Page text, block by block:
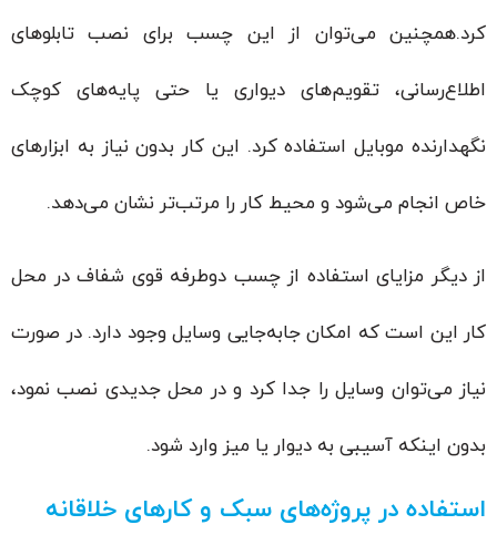
کرد.همچنین می‌توان از این چسب برای نصب تابلوهای
اطلاع‌رسانی، تقویم‌های دیواری یا حتی پایه‌های کوچک
نگهدارنده موبایل استفاده کرد. این کار بدون نیاز به ابزارهای
خاص انجام می‌شود و محیط کار را مرتب‌تر نشان می‌دهد.
از دیگر مزایای استفاده از چسب دوطرفه قوی شفاف در محل
کار این است که امکان جابه‌جایی وسایل وجود دارد. در صورت
نیاز می‌توان وسایل را جدا کرد و در محل جدیدی نصب نمود،
بدون اینکه آسیبی به دیوار یا میز وارد شود.
استفاده در پروژه‌های سبک و کارهای خلاقانه